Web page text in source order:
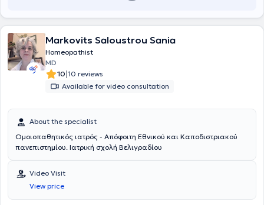
Markovits Saloustrou Sania
Homeopathist
MD
10|10 reviews
Available for video consultation
About the specialist
Ομοιοπαθητικός ιατρός - Απόφοιτη Εθνικού και Καποδιστριακού
πανεπιστημίου. Ιατρική σχολή Βελιγραδίου
Video Visit
View price